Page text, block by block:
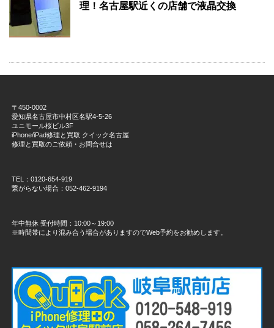
理！名古屋駅近くの店舗で液晶交換
〒450-0002
愛知県名古屋市中村区名駅4-5-26
ユニモール桜ビル3F
iPhone/iPad修理と買取 クイック名古屋
修理と買取のご依頼・お問合せは
TEL：0120-654-919
繋がらない場合：052-462-9194
年中無休 受付時間：10:00～19:00
※時間帯により混み合う場合がありますのでWeb予約をお勧めします。